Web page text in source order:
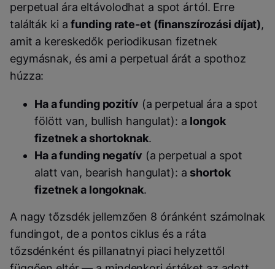
perpetual ára eltávolodhat a spot ártól. Erre
találták ki afunding rate-et (finanszírozási díjat),
amit a kereskedők periodikusan fizetnek
egymásnak, és ami a perpetual árát a spothoz
húzza:
Ha a funding pozitív (a perpetual ára a spot
fölött van, bullish hangulat): a longok
fizetnek a shortoknak.
Ha a funding negatív (a perpetual a spot
alatt van, bearish hangulat): a shortok
fizetnek a longoknak.
A nagy tőzsdék jellemzően 8 óránként számolnak
fundingot, de a pontos ciklus és a ráta
tőzsdénként és pillanatnyi piaci helyzettől